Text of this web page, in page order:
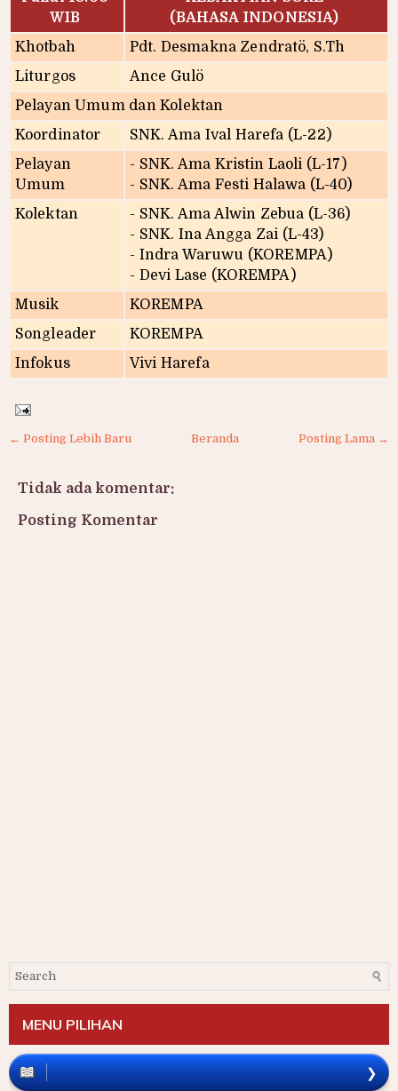
WIB
(BAHASA INDONESIA)
Khotbah
Pdt. Desmakna Zendratö, S.Th
Liturgos
Ance Gulö
Pelayan Umum dan Kolektan
Koordinator
SNK. Ama Ival Harefa (L-22)
Pelayan
Umum
- SNK. Ama Kristin Laoli (L-17)
- SNK. Ama Festi Halawa (L-40)
Kolektan
- SNK. Ama Alwin Zebua (L-36)
- SNK. Ina Angga Zai (L-43)
- Indra Waruwu (KOREMPA)
- Devi Lase (KOREMPA)
Musik
KOREMPA
Songleader
KOREMPA
Infokus
Vivi Harefa
← Posting Lebih Baru Posting Lama →
Beranda
Tidak ada komentar:
Posting Komentar
MENU PILIHAN
❯